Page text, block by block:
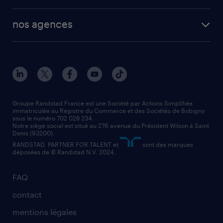
manutentionnaire
assistant administratif
comptable
solutions opérationnelles
contact entreprise
faq intérim / recrutement
nos agences
nos agences par ville
nos agences par région
nos cabinets de recrutement
FAQ
contact
mentions légales
Groupe Randstad France est une Société par Actions Simplifiée
immatriculée au Registre du Commerce et des Sociétés de Bobigny
sous le numéro 702 028 234.
Notre siège social est situé au 276 avenue du Président Wilson à Saint
Denis (93200).
RANDSTAD, PARTNER FOR TALENT et
sont des marques
déposées de © Randstad N.V. 2024.